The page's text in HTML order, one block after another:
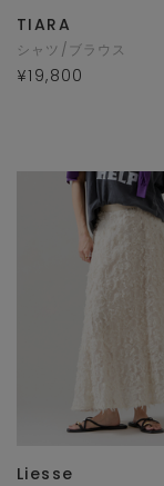
TIARA
シャツ/ブラウス
¥19,800
Liesse